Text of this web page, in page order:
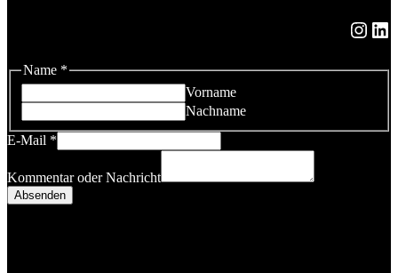
Instagram LinkedIn
Name *
Vorname
Nachname
E-Mail *
Kommentar oder Nachricht
Absenden